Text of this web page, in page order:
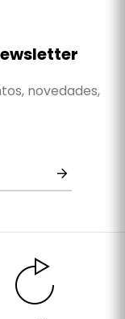
novedades,